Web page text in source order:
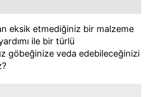
eksik etmediğiniz bir malzeme
ile bir türlü
göbeğinize veda edebileceğinizi